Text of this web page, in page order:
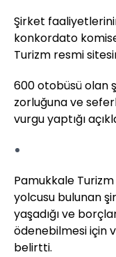
Şirket
konkordato
Turizm resmi
600 otobüsü olan
zorluğuna ve
vurgu yaptığı
Pamukkale
yolcusu bulunan
yaşadığı ve
ödenebilmesi için
belirtti.